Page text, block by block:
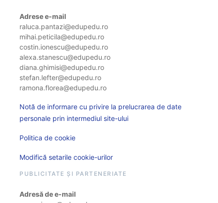
Adrese e-mail
raluca.pantazi@edupedu.ro
mihai.peticila@edupedu.ro
costin.ionescu@edupedu.ro
alexa.stanescu@edupedu.ro
diana.ghimisi@edupedu.ro
stefan.lefter@edupedu.ro
ramona.florea@edupedu.ro
Notă de informare cu privire la prelucrarea de date
personale prin intermediul site-ului
Politica de cookie
Modifică setarile cookie-urilor
PUBLICITATE ȘI PARTENERIATE
Adresă de e-mail